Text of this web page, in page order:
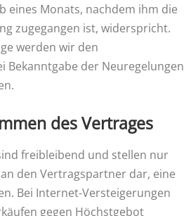
eines Monats, nachdem ihm die
zugegangen ist, widerspricht.
werden wir den
Bekanntgabe der Neuregelungen
des Vertrages
freibleibend und stellen nur
den Vertragspartner dar, eine
Bei Internet-Versteigerungen
gegen Höchstgebot